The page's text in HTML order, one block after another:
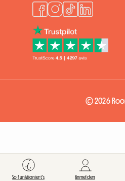
© 2026
So funktioniert's Anmelden